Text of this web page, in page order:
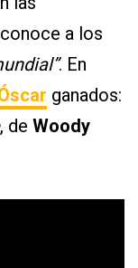
a los
. En
ganados:
, de Woody